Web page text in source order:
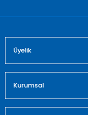
Üyelik
Kurumsal